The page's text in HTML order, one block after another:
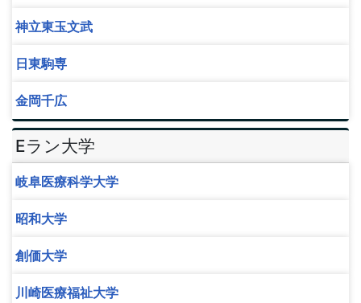
神立東玉文武
日東駒専
金岡千広
Eラン大学
岐阜医療科学大学
昭和大学
創価大学
川崎医療福祉大学